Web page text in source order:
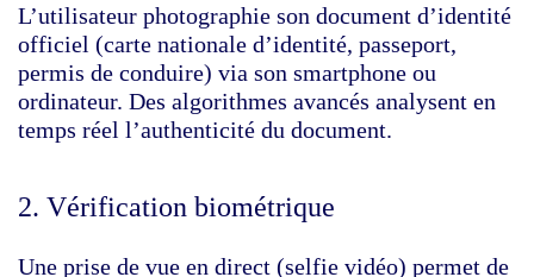
L’utilisateur photographie son document d’identité
officiel (carte nationale d’identité, passeport,
permis de conduire) via son smartphone ou
ordinateur. Des algorithmes avancés analysent en
temps réel l’authenticité du document.
2. Vérification biométrique
Une prise de vue en direct (selfie vidéo) permet de